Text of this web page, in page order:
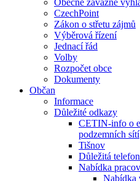
Obecně závazné
CzechPoint
Zákon o střetu zájmů
Výběrová řízení
Jednací řád
Volby
Rozpočet obce
Dokumenty
Občan
Informace
Důležité odkazy
CETIN-info o
podzemních sítí
Tišnov
Důležitá
Nabídka
Nabídka